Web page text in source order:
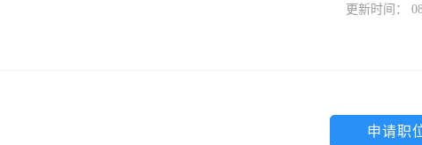
更新时间：
申请职